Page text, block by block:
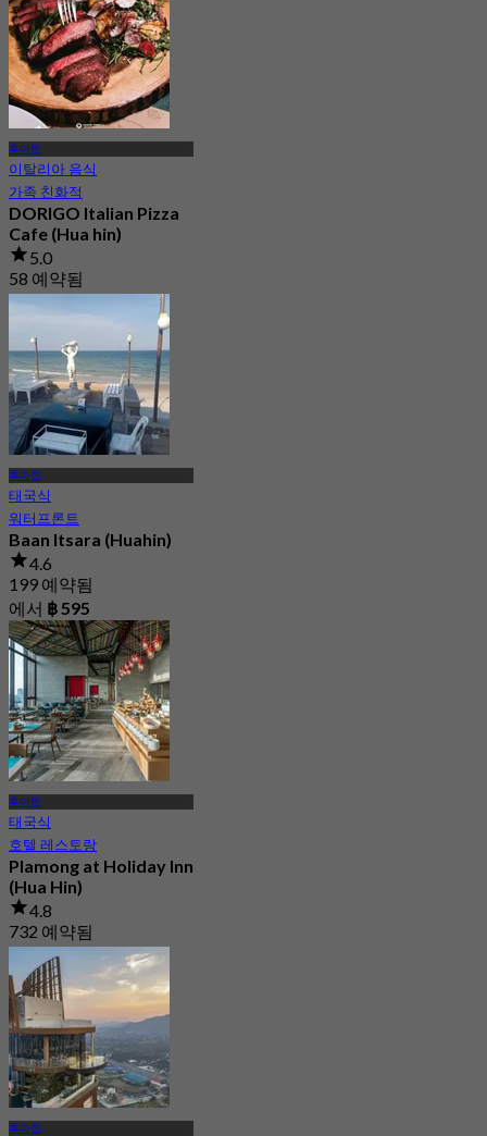
후아힌
이탈리아 음식
가족 친화적
DORIGO Italian Pizza
Cafe (Hua hin)
5.0
58 예약됨
에서
후아힌
태국식
워터프론트
Baan Itsara (Huahin)
4.6
199 예약됨
에서 ฿ 595
후아힌
태국식
호텔 레스토랑
Plamong at Holiday Inn
(Hua Hin)
4.8
732 예약됨
฿ 630
후아힌